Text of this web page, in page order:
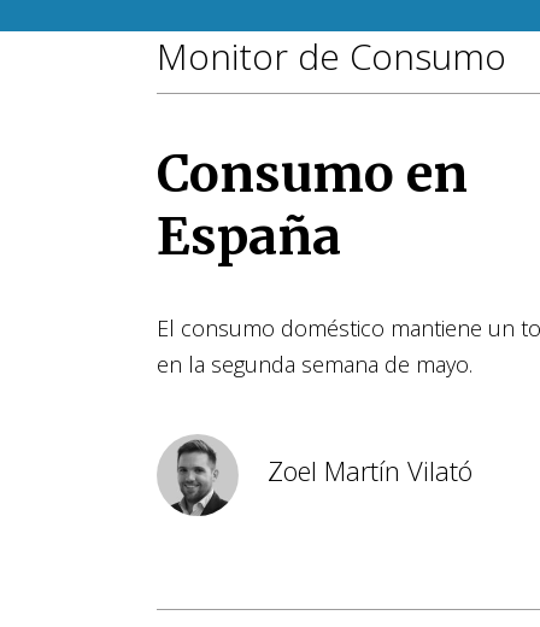
Monitor de Consumo
Consumo en
España
El consumo doméstico mantiene un
en la segunda semana de mayo.
Zoel Martín Vilató